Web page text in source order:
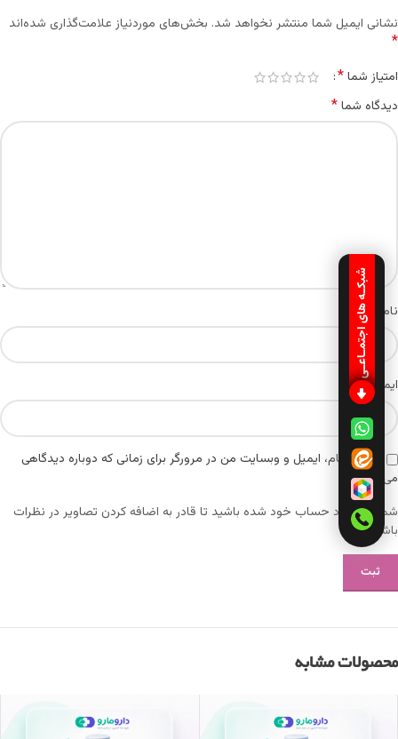
نشانی ایمیل شما منتشر نخواهد شد. بخش‌های موردنیاز علامت‌گذاری شده‌اند
*
امتیاز شما*
دیدگاه شما*
نام
ایمیل*
ذخیره نام، ایمیل و وبسایت من در مرورگر برای زمانی که دوباره دیدگاهی
می‌نویسم.
شما باید وارد حساب خود شده باشید تا قادر به اضافه کردن تصاویر در نظرات
باشید.
محصولات مشابه
شبکـه های اجتمـاعـی